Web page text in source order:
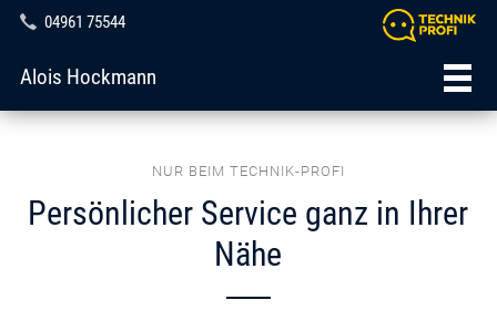
04961 75544
Alois Hockmann
NUR BEIM TECHNIK-PROFI
Persönlicher Service ganz in Ihrer
Nähe